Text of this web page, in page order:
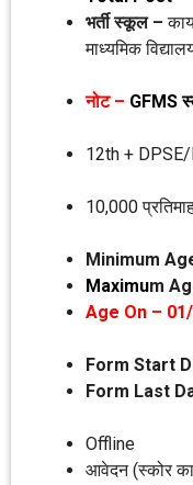
भर्ती स्‍कूल –
माध्‍यमिक
नोट – GFMS
12th +
10,000
Minimum
Maximum
Age On –
Form Start
Form Last
Offline
आवेदन (स्‍कोर